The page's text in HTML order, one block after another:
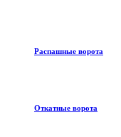
Распашные ворота
Откатные ворота